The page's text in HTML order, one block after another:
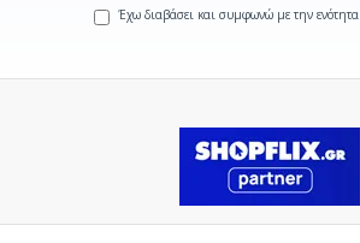
Έχω διαβάσει και συμφωνώ με την ενότητα